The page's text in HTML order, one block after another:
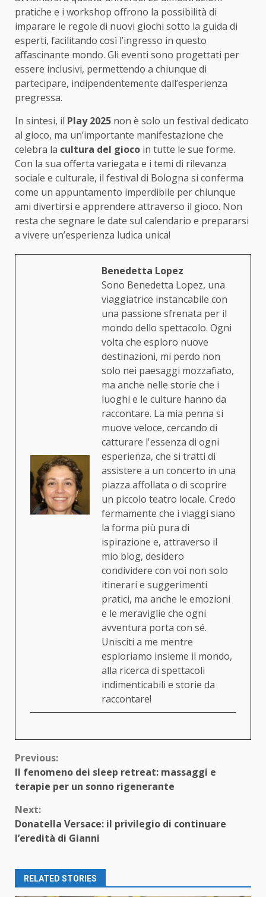
pratiche e i workshop offrono la possibilità di
imparare le regole di nuovi giochi sotto la guida di
esperti, facilitando così l’ingresso in questo
affascinante mondo. Gli eventi sono progettati per
essere inclusivi, permettendo a chiunque di
partecipare, indipendentemente dall’esperienza
pregressa.
In sintesi, il Play 2025 non è solo un festival dedicato
al gioco, ma un’importante manifestazione che
celebra la cultura del gioco in tutte le sue forme.
Con la sua offerta variegata e i temi di rilevanza
sociale e culturale, il festival di Bologna si conferma
come un appuntamento imperdibile per chiunque
ami divertirsi e apprendere attraverso il gioco. Non
resta che segnare le date sul calendario e prepararsi
a vivere un’esperienza ludica unica!
Benedetta Lopez
Sono Benedetta Lopez, una
viaggiatrice instancabile con
una passione sfrenata per il
mondo dello spettacolo. Ogni
volta che esploro nuove
destinazioni, mi perdo non
solo nei paesaggi mozzafiato,
ma anche nelle storie che i
luoghi e le culture hanno da
raccontare. La mia penna si
muove veloce, cercando di
catturare l'essenza di ogni
esperienza, che si tratti di
assistere a un concerto in una
piazza affollata o di scoprire
un piccolo teatro locale. Credo
fermamente che i viaggi siano
la forma più pura di
ispirazione e, attraverso il
mio blog, desidero
condividere con voi non solo
itinerari e suggerimenti
pratici, ma anche le emozioni
e le meraviglie che ogni
avventura porta con sé.
Unisciti a me mentre
esploriamo insieme il mondo,
alla ricerca di spettacoli
indimenticabili e storie da
raccontare!
Continue
Reading
Previous:
Il fenomeno dei sleep retreat: massaggi e
terapie per un sonno rigenerante
Next:
Donatella Versace: il privilegio di continuare
l’eredità di Gianni
RELATED STORIES